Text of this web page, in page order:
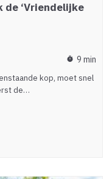
‘Vriendelijke
timer 9 min
kop, moet snel
de…